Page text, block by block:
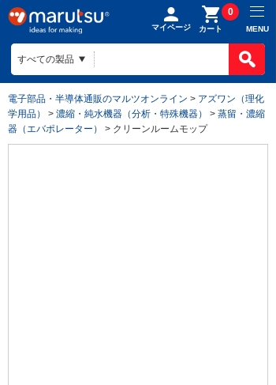
マイページ カート
0
MENU
電子部品・半導体通販のマルツオンライン > アズワン（理化
学用品）
> 濃縮・純水機器（分析・特殊機器） > 蒸留・濃縮
器（エバポレーター）
> クリーンルームモップ